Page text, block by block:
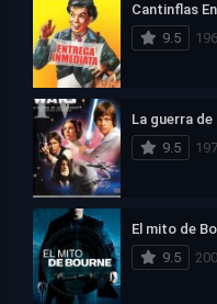
Cantinflas
9.5
9.5
El mito de
9.5